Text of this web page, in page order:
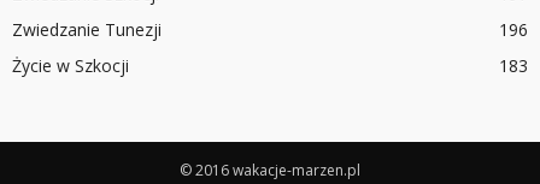
Zwiedzanie Tunezji
196
Życie w Szkocji
183
© 2016 wakacje-marzen.pl